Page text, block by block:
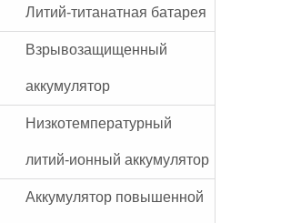
Литий-титанатная батарея
Взрывозащищенный
аккумулятор
Низкотемпературный
литий-ионный аккумулятор
Аккумулятор повышенной